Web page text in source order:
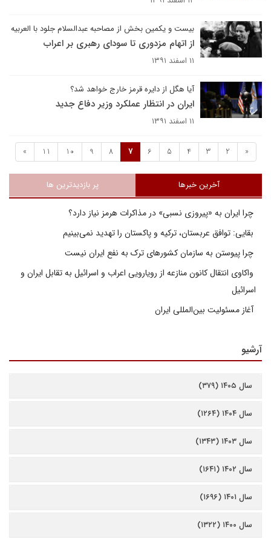
بیست و یکمین بخش از مصاحبه عبدالسلام جلود با العربیه
از اتهام مزدوری تا سودای رهبری بر اعراب
۱۱ اسفند ۱۳۹۱
آیا هگل از دایره قرمز خارج خواهد شد؟
ایران در انتظار عملکرد وزیر دفاع جدید
۱۱ اسفند ۱۳۹۱
«
2
3
4
5
6
7
8
9
10
11
»
آخرین خبرها پر بازدیدترین ها
چرا ایران به «پیروزی نسبی» در مذاکرات هرمز نیاز دارد؟
بقایی: توافق عربستان، ترکیه و پاکستان را تهدید نمی‌بینیم
چرا پیوستن به سازمان کشورهای ترک به نفع ایران نیست
واکاوی انتقال کانون منازعه از رویارویی اعراب و اسرائیل به تقابل ایران و
اسرائیل
آغاز مسئولیت بین‌المللی ایران
آرشیو
سال ۱۴۰۵ (۳۷۹)
سال ۱۴۰۴ (۱۲۶۴)
سال ۱۴۰۳ (۱۳۴۳)
سال ۱۴۰۲ (۱۶۴۱)
سال ۱۴۰۱ (۱۶۹۶)
سال ۱۴۰۰ (۱۳۲۲)